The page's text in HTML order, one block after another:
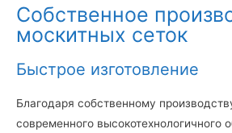
Собственное
москитных сеток
Быстрое изготовление
Благодаря собственному
современного высокотехнологичного